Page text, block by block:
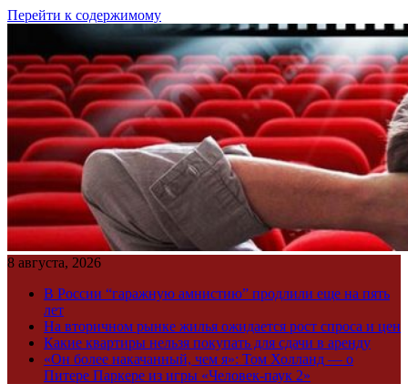
Перейти к содержимому
8 августа, 2026
В России “гаражную амнистию” продлили еще на пять
лет
На вторичном рынке жилья ожидается рост спроса и цен
Какие квартиры нельзя покупать для сдачи в аренду
«Он более накачанный, чем я»: Том Холланд — о
Питере Паркере из игры «Человек-паук 2»